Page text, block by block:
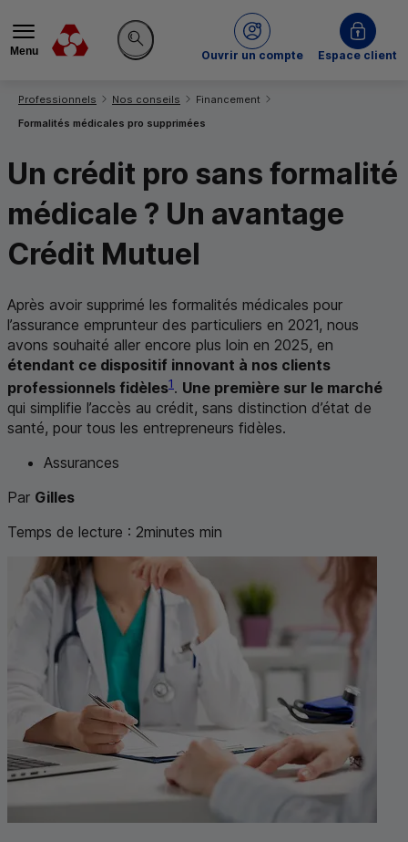
Menu
Rechercher sur le site
Ouvrir un compte
du Crédit MutuelEspace client
Vous êtes ici:
Professionnels Nos conseils
Financement
Formalités médicales pro supprimées
Un crédit pro sans formalité
médicale ? Un avantage
Crédit Mutuel
Après avoir supprimé les formalités médicales pour
l’assurance emprunteur des particuliers en 2021, nous
avons souhaité aller encore plus loin en 2025, en
étendant ce dispositif innovant à nos clients
professionnels fidèles1. Une première sur le marché
qui simplifie l’accès au crédit, sans distinction d’état de
santé, pour tous les entrepreneurs fidèles.
Assurances
Par Gilles
Temps de lecture : 2minutes min